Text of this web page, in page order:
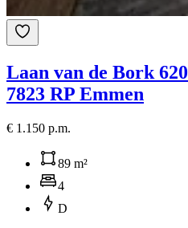
Laan van de Bork 620
7823 RP Emmen
€ 1.150 p.m.
89 m²
4
D